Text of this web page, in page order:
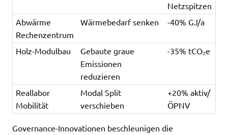
Netzspitzen
Abwärme
Rechenzentrum
Wärmebedarf senken -40% GJ/a
Holz-Modulbau
Gebaute graue
Emissionen
reduzieren
-35% tCO₂e
Reallabor
Mobilität
Modal Split
verschieben
+20% aktiv/
ÖPNV
Governance-Innovationen beschleunigen die